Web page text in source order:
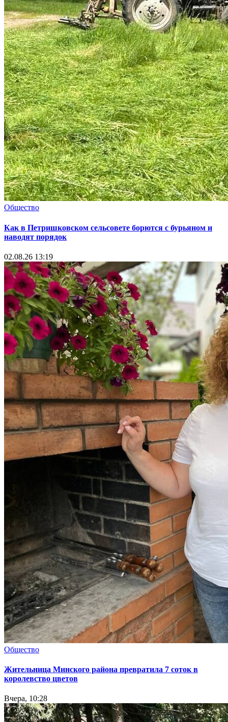
Общество
Как в Петришковском сельсовете борются с бурьяном и
наводят порядок
02.08.26 13:19
Общество
Жительница Минского района превратила 7 соток в
королевство цветов
Вчера, 10:28